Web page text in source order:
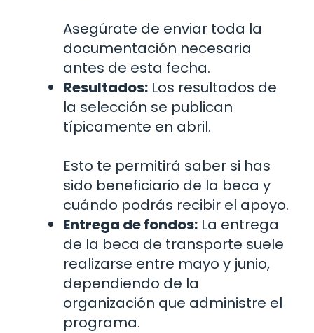
Asegúrate de enviar toda la
documentación necesaria
antes de esta fecha.
Resultados: Los resultados de
la selección se publican
típicamente en abril.
Esto te permitirá saber si has
sido beneficiario de la beca y
cuándo podrás recibir el apoyo.
Entrega de fondos: La entrega
de la beca de transporte suele
realizarse entre mayo y junio,
dependiendo de la
organización que administre el
programa.